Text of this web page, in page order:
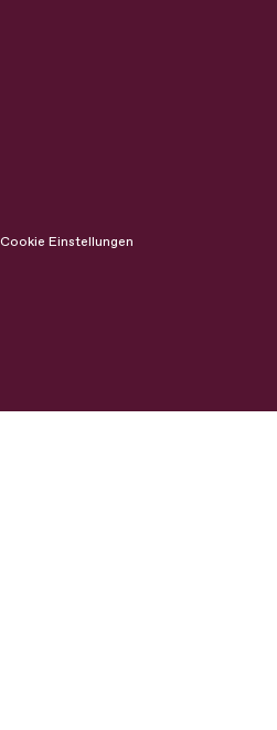
Cookie Einstellungen